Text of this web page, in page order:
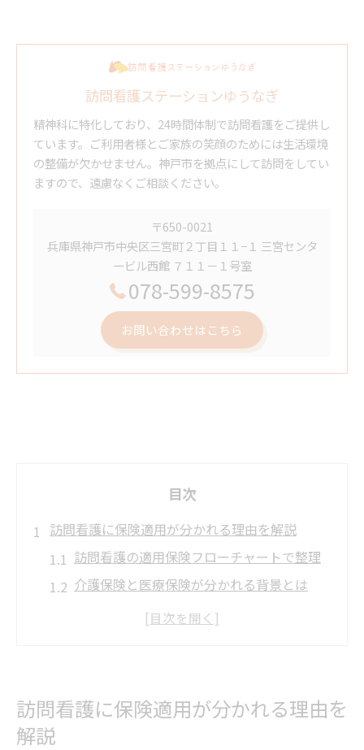
訪問看護ステーションゆうなぎ
精神科に特化しており、24時間体制で訪問看護をご提供し
ています。ご利用者様とご家族の笑顔のためには生活環境
の整備が欠かせません。神戸市を拠点にして訪問をしてい
ますので、遠慮なくご相談ください。
〒650-0021
兵庫県神戸市中央区三宮町２丁目１１−１ 三宮センタ
ービル西館 ７１１－１号室
078-599-8575
お問い合わせはこちら
目次
訪問看護に保険適用が分かれる理由を解説
訪問看護の適用保険フローチャートで整理
介護保険と医療保険が分かれる背景とは
兵庫県で訪問看護を使う際の判断基準
介護保険と医療保険の違いを訪問看護で知る
訪問看護の介護保険と医療保険の違い表
訪問看護に保険適用が分かれる理由を
解説